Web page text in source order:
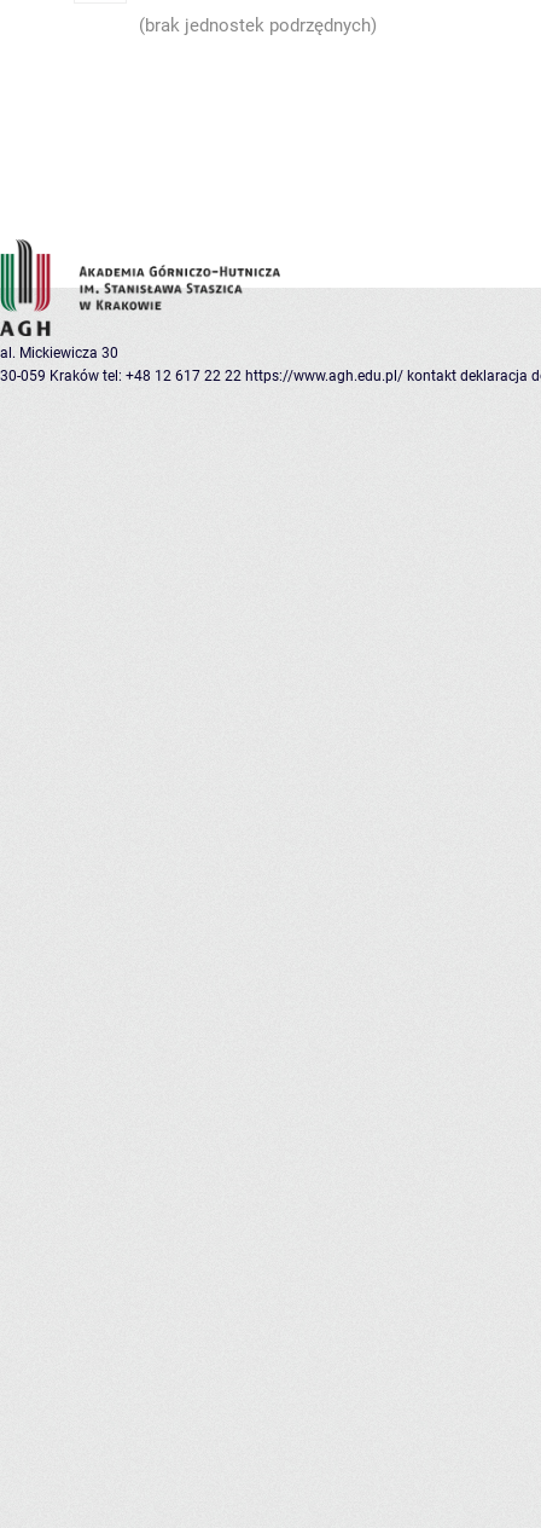
(brak jednostek podrzędnych)
al. Mickiewicza 30
30-059 Kraków tel: +48 12 617 22 22 https://www.agh.edu.pl/ kontakt deklaracja